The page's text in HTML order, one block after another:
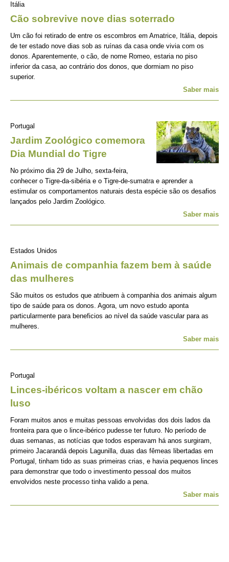
Itália
Cão sobrevive nove dias soterrado
Um cão foi retirado de entre os escombros em Amatrice, Itália, depois
de ter estado nove dias sob as ruínas da casa onde vivia com os
donos. Aparentemente, o cão, de nome Romeo, estaria no piso
inferior da casa, ao contrário dos donos, que dormiam no piso
superior.
Saber mais
Portugal
Jardim Zoológico comemora
Dia Mundial do Tigre
No próximo dia 29 de Julho, sexta-feira,
conhecer o Tigre-da-sibéria e o Tigre-de-sumatra e aprender a
estimular os comportamentos naturais desta espécie são os desafios
lançados pelo Jardim Zoológico.
Saber mais
Estados Unidos
Animais de companhia fazem bem à saúde
das mulheres
São muitos os estudos que atribuem à companhia dos animais algum
tipo de saúde para os donos. Agora, um novo estudo aponta
particularmente para beneficios ao nível da saúde vascular para as
mulheres.
Saber mais
Portugal
Linces-ibéricos voltam a nascer em chão
luso
Foram muitos anos e muitas pessoas envolvidas dos dois lados da
fronteira para que o lince-ibérico pudesse ter futuro. No período de
duas semanas, as notícias que todos esperavam há anos surgiram,
primeiro Jacarandá depois Lagunilla, duas das fêmeas libertadas em
Portugal, tinham tido as suas primeiras crias, e havia pequenos linces
para demonstrar que todo o investimento pessoal dos muitos
envolvidos neste processo tinha valido a pena.
Saber mais